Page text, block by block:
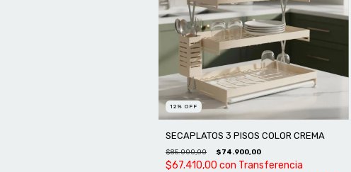
12 % OFF
SECAPLATOS 3 PISOS COLOR CREMA
$85.000,00 $74.900,00
$67.410,00 con Transferencia